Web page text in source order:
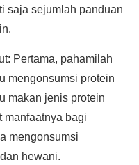
saja sejumlah panduan
Pertama, pahamilah
mengonsumsi protein
makan jenis protein
manfaatnya bagi
mengonsumsi
hewani.